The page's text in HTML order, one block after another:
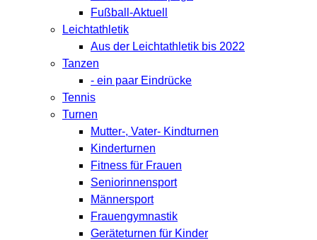
Fußball-Aktuell
Leichtathletik
Aus der Leichtathletik bis 2022
Tanzen
- ein paar Eindrücke
Tennis
Turnen
Mutter-, Vater- Kindturnen
Kinderturnen
Fitness für Frauen
Seniorinnensport
Männersport
Frauengymnastik
Geräteturnen für Kinder